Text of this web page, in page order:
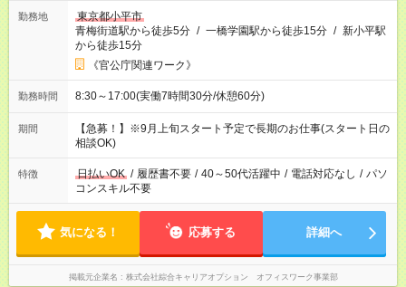
勤務地
東京都小平市
青梅街道駅から徒歩5分 / 一橋学園駅から徒歩15分 / 新小平駅
から徒歩15分
《官公庁関連ワーク》
勤務時間 8:30～17:00(実働7時間30分/休憩60分)
期間
【急募！】※9月上旬スタート予定で長期のお仕事(スタート日の
相談OK)
特徴 日払いOK / 履歴書不要 / 40～50代活躍中 / 電話対応なし / パソ
コンスキル不要
気になる！ 応募する 詳細へ
掲載元企業名 株式会社綜合キャリアオプション オフィスワーク事業部